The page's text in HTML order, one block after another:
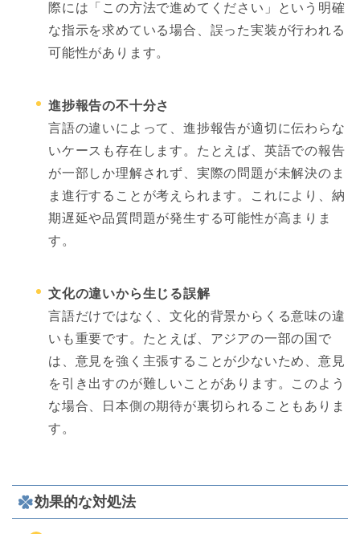
際には「この方法で進めてください」という明確
な指示を求めている場合、誤った実装が行われる
可能性があります。
進捗報告の不十分さ
言語の違いによって、進捗報告が適切に伝わらな
いケースも存在します。たとえば、英語での報告
が一部しか理解されず、実際の問題が未解決のま
ま進行することが考えられます。これにより、納
期遅延や品質問題が発生する可能性が高まりま
す。
文化の違いから生じる誤解
言語だけではなく、文化的背景からくる意味の違
いも重要です。たとえば、アジアの一部の国で
は、意見を強く主張することが少ないため、意見
を引き出すのが難しいことがあります。このよう
な場合、日本側の期待が裏切られることもありま
す。
効果的な対処法